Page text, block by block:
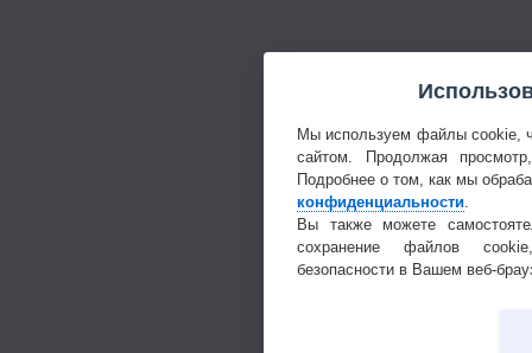
Мы используем файлы cookie,
сайтом. Продолжая
Подробнее о том, как мы
конфиденциальности
Вы также можете
сохранение файлов
безопасности в Вашем веб-